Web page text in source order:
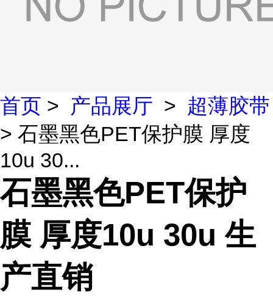
首页 > 产品展厅 > 超薄胶带
> 石墨黑色PET保护膜 厚度
10u 30...
石墨黑色PET保护
膜 厚度10u 30u 生
产直销